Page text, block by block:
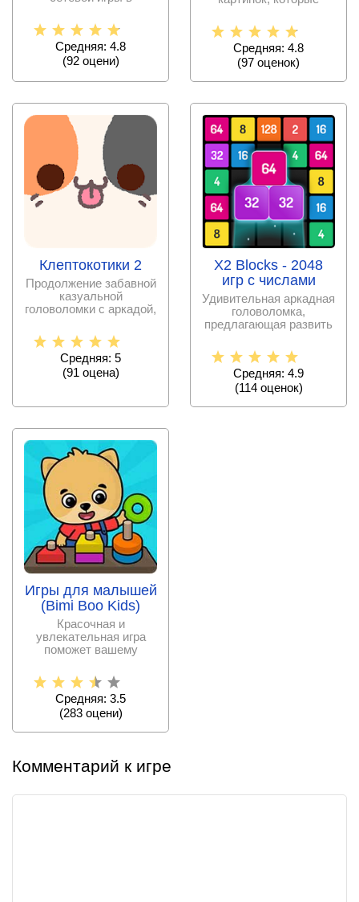
проект, с
Средняя: 4.8
(92оцени)
разное
Средняя: 4.8
(97 оценок)
Клептокотики 2
Продолжение забавной
казуальной
головоломки с аркадой,
управлять
Средняя: 5
(91 оценa)
X2 Blocks - 2048
игр с числами
Удивительная аркадная
головоломка,
предлагающая развить
способности и
Средняя: 4.9
(114оценок)
Игры для малышей
(Bimi Boo Kids)
Красочная и
увлекательная игра
поможет вашему
приятное с полезным.
Средняя: 3.5
(283оцени)
Комментарий к игре